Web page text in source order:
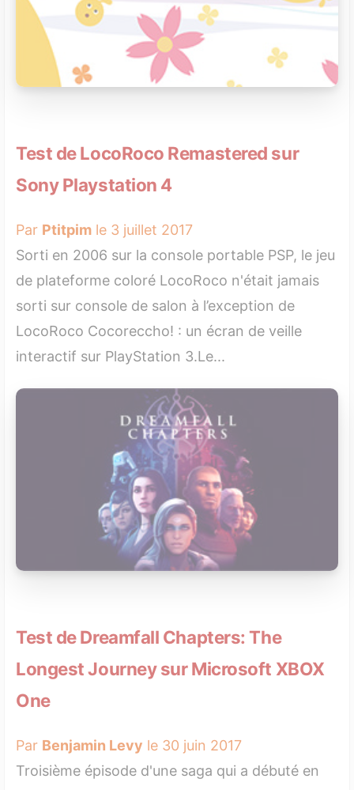
Test de LocoRoco Remastered sur
Sony Playstation 4
Par Ptitpim le 3 juillet 2017
Sorti en 2006 sur la console portable PSP, le jeu
de plateforme coloré LocoRoco n'était jamais
sorti sur console de salon à l’exception de
LocoRoco Cocoreccho! : un écran de veille
interactif sur PlayStation 3.Le...
Test de Dreamfall Chapters: The
Longest Journey sur Microsoft XBOX
One
Par Benjamin Levy le 30 juin 2017
Troisième épisode d'une saga qui a débuté en